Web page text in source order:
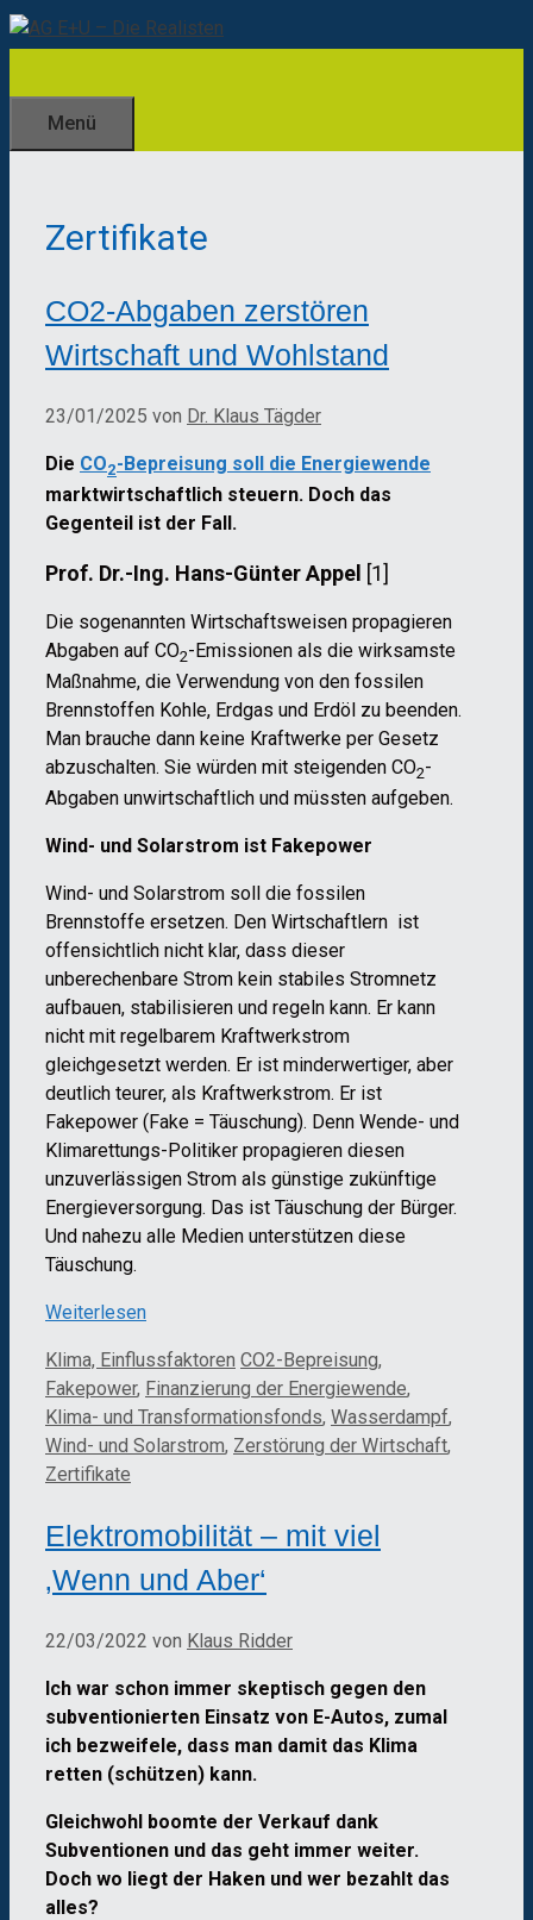
Zum
Inhalt
Menü
Zertifikate
CO2-Abgaben zerstören
Wirtschaft und Wohlstand
23/01/2025 von Dr. Klaus Tägder
Die CO2-Bepreisung soll die Energiewende
marktwirtschaftlich steuern. Doch das
Gegenteil ist der Fall.
Prof. Dr.-Ing. Hans-Günter Appel [1]
Die sogenannten Wirtschaftsweisen propagieren
Abgaben auf CO2-Emissionen als die wirksamste
Maßnahme, die Verwendung von den fossilen
Brennstoffen Kohle, Erdgas und Erdöl zu beenden.
Man brauche dann keine Kraftwerke per Gesetz
abzuschalten. Sie würden mit steigenden CO2-
Abgaben unwirtschaftlich und müssten aufgeben.
Wind- und Solarstrom ist Fakepower
Wind- und Solarstrom soll die fossilen
Brennstoffe ersetzen. Den Wirtschaftlern ist
offensichtlich nicht klar, dass dieser
unberechenbare Strom kein stabiles Stromnetz
aufbauen, stabilisieren und regeln kann. Er kann
nicht mit regelbarem Kraftwerkstrom
gleichgesetzt werden. Er ist minderwertiger, aber
deutlich teurer, als Kraftwerkstrom. Er ist
Fakepower (Fake = Täuschung). Denn Wende- und
Klimarettungs-Politiker propagieren diesen
unzuverlässigen Strom als günstige zukünftige
Energieversorgung. Das ist Täuschung der Bürger.
Und nahezu alle Medien unterstützen diese
Täuschung.
Weiterlesen
Kategorien
Klima, Einflussfaktoren Schlagwörter
CO2-Bepreisung,
Fakepower, Finanzierung der Energiewende,
Klima- und Transformationsfonds, Wasserdampf,
Wind- und Solarstrom, Zerstörung der Wirtschaft,
Zertifikate
Elektromobilität – mit viel
‚Wenn und Aber‘
22/03/2022 von Klaus Ridder
Ich war schon immer skeptisch gegen den
subventionierten Einsatz von E-Autos, zumal
ich bezweifele, dass man damit das Klima
retten (schützen) kann.
Gleichwohl boomte der Verkauf dank
Subventionen und das geht immer weiter.
Doch wo liegt der Haken und wer bezahlt das
alles?